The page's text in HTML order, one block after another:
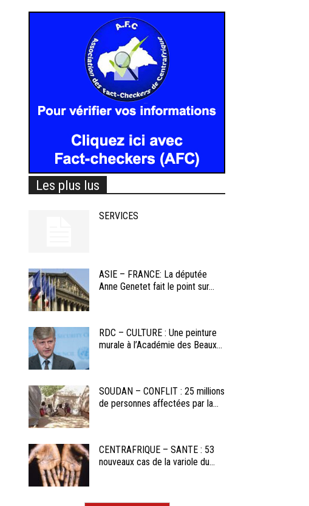
Les plus lus
SERVICES
ASIE – FRANCE: La députée
Anne Genetet fait le point sur...
RDC – CULTURE : Une peinture
murale à l’Académie des Beaux...
SOUDAN – CONFLIT : 25 millions
de personnes affectées par la...
CENTRAFRIQUE – SANTE : 53
nouveaux cas de la variole du...